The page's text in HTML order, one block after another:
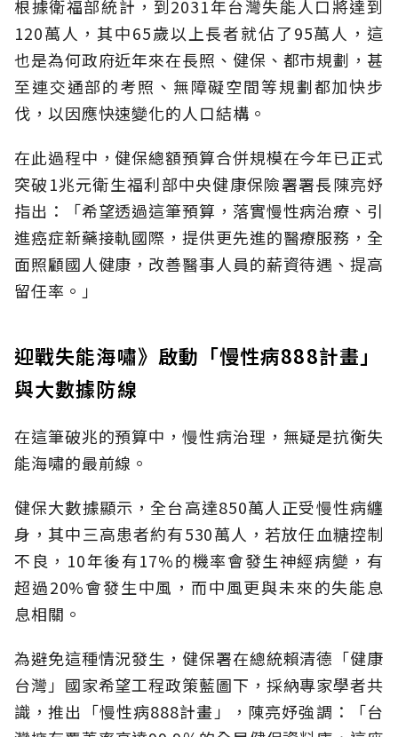
根據衛福部統計，到2031年台灣失能人口將達到
120萬人，其中65歲以上長者就佔了95萬人，這
也是為何政府近年來在長照、健保、都市規劃，甚
至連交通部的考照、無障礙空間等規劃都加快步
伐，以因應快速變化的人口結構。
在此過程中，健保總額預算合併規模在今年已正式
突破1兆元衛生福利部中央健康保險署署長陳亮妤
指出：「希望透過這筆預算，落實慢性病治療、引
進癌症新藥接軌國際，提供更先進的醫療服務，全
面照顧國人健康，改善醫事人員的薪資待遇、提高
留任率。」
迎戰失能海嘯》啟動「慢性病888計畫」
與大數據防線
在這筆破兆的預算中，慢性病治理，無疑是抗衡失
能海嘯的最前線。
健保大數據顯示，全台高達850萬人正受慢性病纏
身，其中三高患者約有530萬人，若放任血糖控制
不良，10年後有17%的機率會發生神經病變，有
超過20%會發生中風，而中風更與未來的失能息
息相關。
為避免這種情況發生，健保署在總統賴清德「健康
台灣」國家希望工程政策藍圖下，採納專家學者共
識，推出「慢性病888計畫」，陳亮妤強調：「台